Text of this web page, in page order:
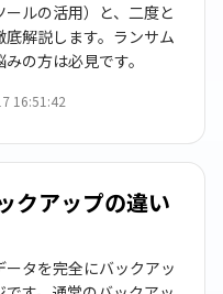
ールの活用）と、二度と
解説します。ランサム
の方は必見です。
16:51:42
クアップの違い
タを完全にバックアッ